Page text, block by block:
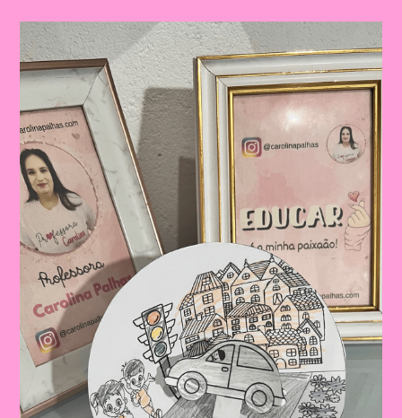
Do
Trânsito|Despertando
A
Consciência
No
Trânsito:
Educação
Infantil
E
Ensino
Fundamental